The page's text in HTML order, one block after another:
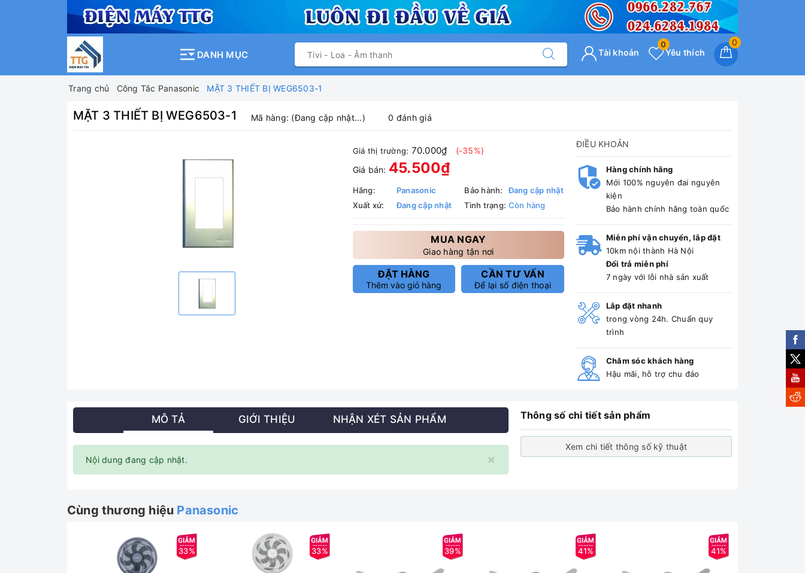
DANH MỤC
0
Yêu thích
0
Tài khoản
Trang chủ Công Tắc Panasonic MẶT 3 THIẾT BỊ WEG6503-1
MẶT 3 THIẾT BỊ WEG6503-1 Mã hàng: (Đang cập nhật...) 0 đánh giá
Giá thị trường: 70.000₫
(-35%)
Giá bán: 45.500₫
Hãng:
Panasonic
Xuất xứ:
Đang cập nhật
Bảo hành:
Đang cập nhật
Tình trạng: Còn hàng
MUA NGAY
Giao hàng tận nơi
ĐẶT HÀNG
Thêm vào giỏ hàng
CẦN TƯ VẤN
Để lại số điện thoại
ĐIỀU KHOẢN
Hàng chính hãng
Mới 100% nguyên đai nguyên
kiện
Bảo hành chính hãng toàn quốc
Miễn phí vận chuyển, lắp đặt
10km nội thành Hà Nội
Đổi trả miễn phí
7 ngày với lỗi nhà sản xuất
Lắp đặt nhanh
trong vòng 24h. Chuẩn quy
trình
Chăm sóc khách hàng
Hậu mãi, hỗ trợ chu đáo
MÔ TẢ GIỚI THIỆU NHẬN XÉT SẢN PHẨM
×
Nội dung đang cập nhật.
Thông số chi tiết sản phẩm
Xem chi tiết thông số kỹ thuật
Cùng thương hiệu Panasonic
33% 33% 39% 41% 41%